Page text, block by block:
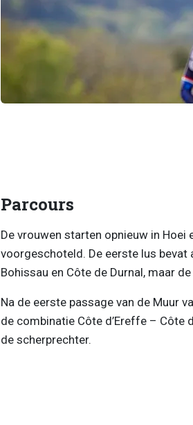
Parcours
De vrouwen starten opnieuw in
voorgeschoteld. De eerste lus bevat
Bohissau en Côte de Durnal, maar
Na de eerste passage van de Muur
de combinatie Côte d’Ereffe – Côte
de scherprechter.